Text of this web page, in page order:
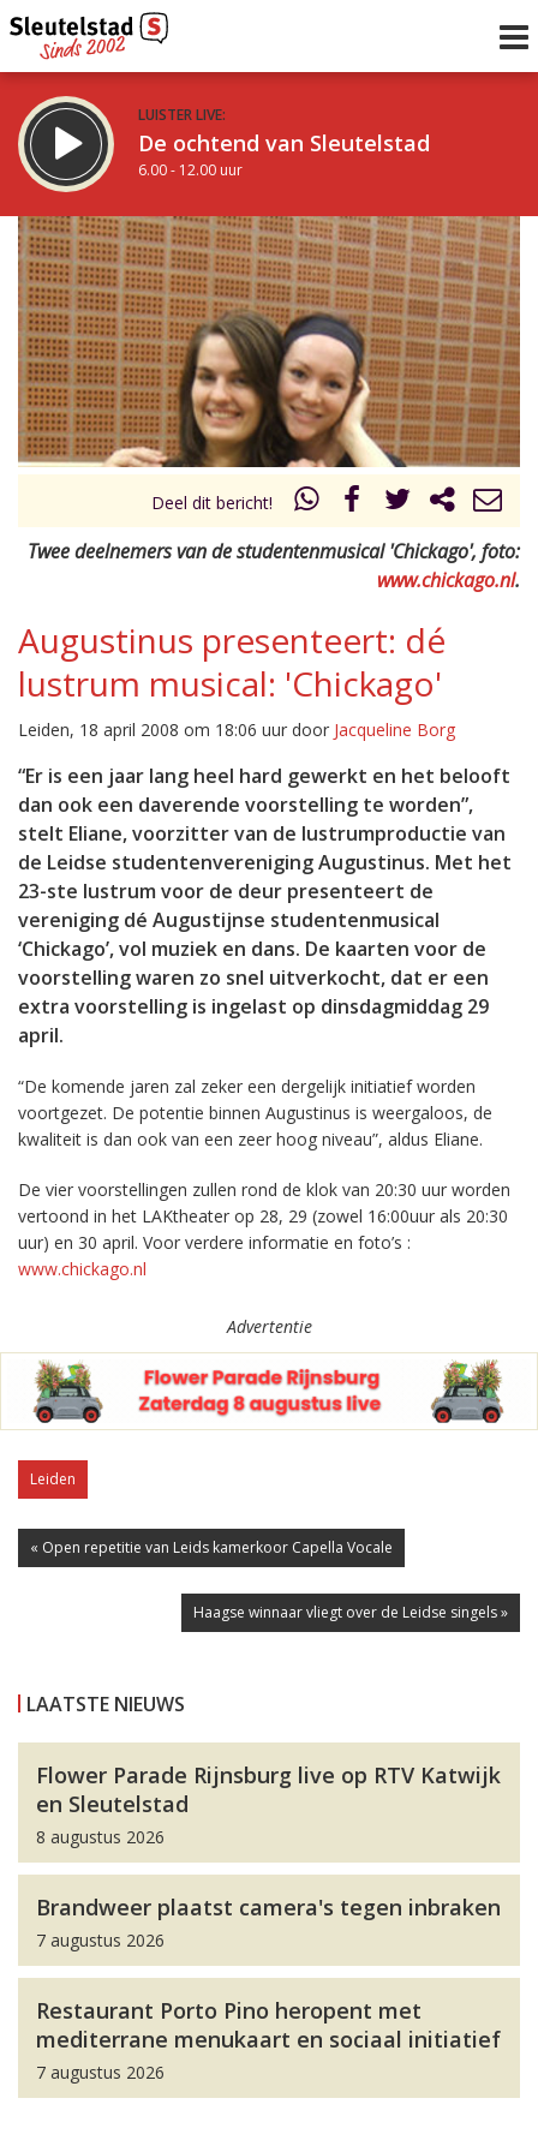
LUISTER LIVE:
De ochtend van Sleutelstad
6.00 - 12.00 uur
STRAKS:
De middag van Sleutelstad
12.00 - 17.00 uur
Vorig uur
uur 1 van 0 Volgend uur
Inklappen
Deel dit bericht!
Twee deelnemers van de studentenmusical 'Chickago', foto:
www.chickago.nl.
Augustinus presenteert: dé
lustrum musical: 'Chickago'
Leiden, 18 april 2008 om 18:06 uur door Jacqueline Borg
“Er is een jaar lang heel hard gewerkt en het belooft
dan ook een daverende voorstelling te worden”,
stelt Eliane, voorzitter van de lustrumproductie van
de Leidse studentenvereniging Augustinus. Met het
23-ste lustrum voor de deur presenteert de
vereniging dé Augustijnse studentenmusical
‘Chickago’, vol muziek en dans. De kaarten voor de
voorstelling waren zo snel uitverkocht, dat er een
extra voorstelling is ingelast op dinsdagmiddag 29
april.
“De komende jaren zal zeker een dergelijk initiatief worden
voortgezet. De potentie binnen Augustinus is weergaloos, de
kwaliteit is dan ook van een zeer hoog niveau”, aldus Eliane.
De vier voorstellingen zullen rond de klok van 20:30 uur worden
vertoond in het LAKtheater op 28, 29 (zowel 16:00uur als 20:30
uur) en 30 april. Voor verdere informatie en foto’s :
www.chickago.nl
Advertentie
Leiden
« Open repetitie van Leids kamerkoor Capella Vocale
Haagse winnaar vliegt over de Leidse singels »
LAATSTE NIEUWS
Flower Parade Rijnsburg live op RTV Katwijk
en Sleutelstad
8 augustus 2026
Brandweer plaatst camera's tegen inbraken
7 augustus 2026
Restaurant Porto Pino heropent met
mediterrane menukaart en sociaal initiatief
7 augustus 2026